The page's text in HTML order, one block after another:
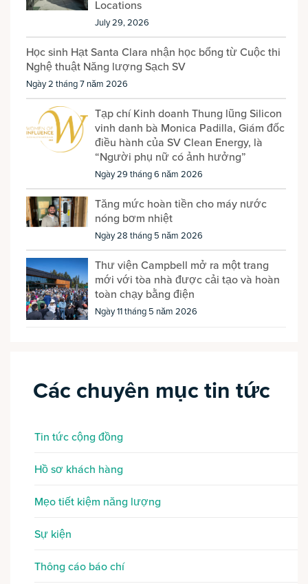
Locations
July 29, 2026
Học sinh Hạt Santa Clara nhận học bổng từ Cuộc thi
Nghệ thuật Năng lượng Sạch SV
Ngày 2 tháng 7 năm 2026
Tạp chí Kinh doanh Thung lũng Silicon
vinh danh bà Monica Padilla, Giám đốc
điều hành của SV Clean Energy, là
“Người phụ nữ có ảnh hưởng”
Ngày 29 tháng 6 năm 2026
Tăng mức hoàn tiền cho máy nước
nóng bơm nhiệt
Ngày 28 tháng 5 năm 2026
Thư viện Campbell mở ra một trang
mới với tòa nhà được cải tạo và hoàn
toàn chạy bằng điện
Ngày 11 tháng 5 năm 2026
Các chuyên mục tin tức
Tin tức cộng đồng
Hồ sơ khách hàng
Mẹo tiết kiệm năng lượng
Sự kiện
Thông cáo báo chí